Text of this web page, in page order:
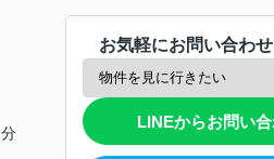
お気軽にお問い合わ
LINEからお問い